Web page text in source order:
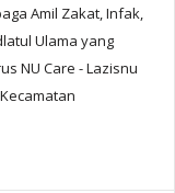
Amil Zakat, Infak,
Ulama yang
NU Care - Lazisnu